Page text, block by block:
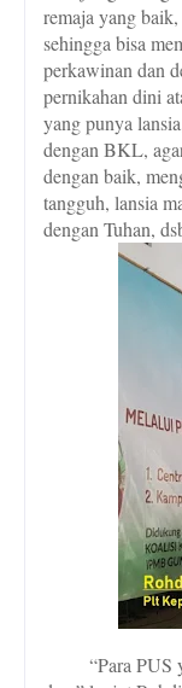
remaja yang
sehingga bisa
perkawinan dan
pernikahan dini
yang punya
dengan BKL,
dengan baik,
tangguh, lansia
dengan Tuhan,
“Para PUS